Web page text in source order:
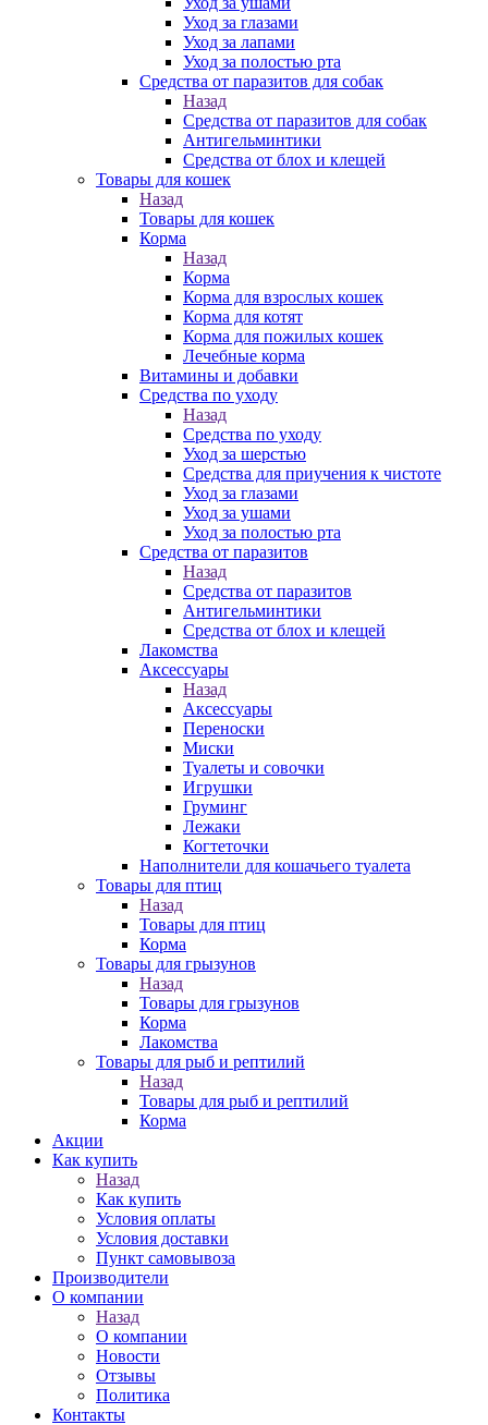
Уход за глазами
Уход за лапами
Уход за полостью рта
Средства от паразитов для собак
Назад
Средства от паразитов для собак
Антигельминтики
Средства от блох и клещей
Товары для кошек
Назад
Товары для кошек
Корма
Назад
Корма
Корма для взрослых кошек
Корма для котят
Корма для пожилых кошек
Лечебные корма
Витамины и добавки
Средства по уходу
Назад
Средства по уходу
Уход за шерстью
Средства для приучения к чистоте
Уход за глазами
Уход за ушами
Уход за полостью рта
Средства от паразитов
Назад
Средства от паразитов
Антигельминтики
Средства от блох и клещей
Лакомства
Аксессуары
Назад
Аксессуары
Переноски
Миски
Туалеты и совочки
Игрушки
Груминг
Лежаки
Когтеточки
Наполнители для кошачьего туалета
Товары для птиц
Назад
Товары для птиц
Корма
Товары для грызунов
Назад
Товары для грызунов
Корма
Лакомства
Товары для рыб и рептилий
Назад
Товары для рыб и рептилий
Корма
Акции
Как купить
Назад
Как купить
Условия оплаты
Условия доставки
Пункт самовывоза
Производители
О компании
Назад
О компании
Новости
Отзывы
Политика
Контакты